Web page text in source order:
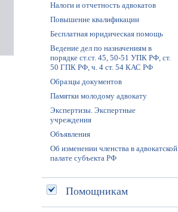
Налоги и отчетность адвокатов
Повышение квалификации
Бесплатная юридическая помощь
Ведение дел по назначениям в
порядке ст.ст. 45, 50-51 УПК РФ, ст.
50 ГПК РФ, ч. 4 ст. 54 КАС РФ
Образцы документов
Памятки молодому адвокату
Экспертизы. Экспертные
учреждения
Объявления
Об изменении членства в адвокатской
палате субъекта РФ
Помощникам